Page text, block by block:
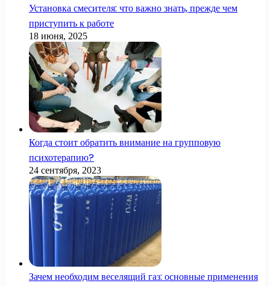
Установка смесителя: что важно знать, прежде чем
приступить к работе
18 июня, 2025
Когда стоит обратить внимание на групповую
психотерапию?
24 сентября, 2023
Зачем необходим веселящий газ: основные применения